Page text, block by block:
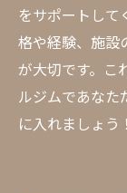
をサポートして
格や経験、施設
が大切です。こ
ルジムであなた
に入れましょう！